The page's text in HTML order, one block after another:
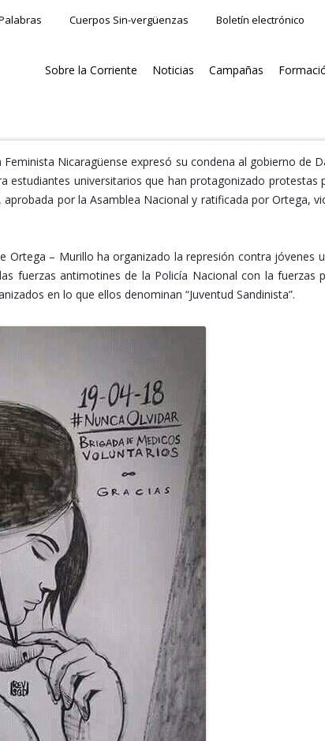
Cuerpos Sin-vergüenzas Boletín electrónico
Sobre la Corriente Noticias Campañas
Nicaragüense expresó su condena al gobierno de
estudiantes universitarios que han protagonizado protestas
por la Asamblea Nacional y ratificada por Ortega,
Ortega – Murillo ha organizado la represión contra jóvenes
fuerzas antimotines de la Policía Nacional con la fuerzas
en lo que ellos denominan “Juventud Sandinista”.